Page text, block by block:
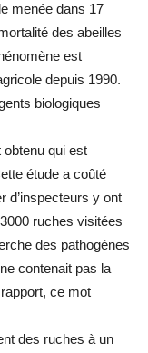
menée dans 17
des abeilles
est
depuis 1990.
biologiques
obtenu qui est
étude a coûté
d’inspecteurs y ont
ruches visitées
des pathogènes
contenait pas la
ce mot
des ruches à un